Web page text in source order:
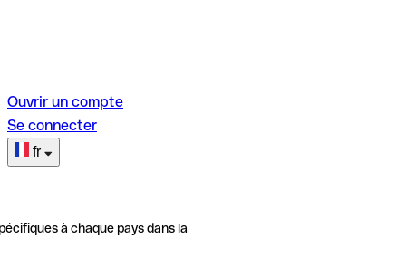
Ouvrir un compte
Se connecter
fr
à chaque pays dans la